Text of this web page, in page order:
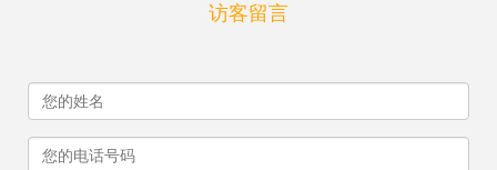
访客留言